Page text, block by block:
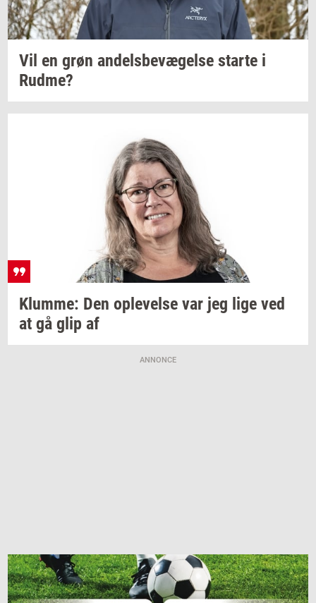
Vil en grøn an­dels­be­væ­gel­se star­te i
Rudme?
Klum­me: Den op­le­vel­se var jeg lige ved
at gå glip af
ANNONCE